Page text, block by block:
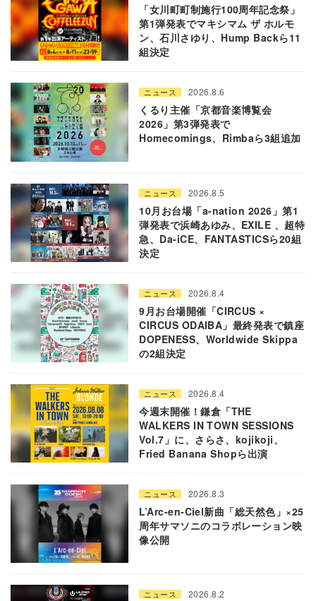
「女川町町制施行100周年記念祭」
第1弾発表でマキシマム ザ ホルモ
ン、石川さゆり、Hump Backら11
組決定
ニュース 2026.8.6
くるり主催「京都音楽博覧会
2026」第3弾発表で
Homecomings、Rimbaら3組追加
ニュース 2026.8.5
10月お台場「a-nation 2026」第1
弾発表で浜崎あゆみ、EXILE 、超特
急、Da-iCE、FANTASTICSら20組
決定
ニュース 2026.8.4
9月お台場開催「CIRCUS ×
CIRCUS ODAIBA」最終発表で鎮座
DOPENESS、Worldwide Skippa
の2組決定
ニュース 2026.8.4
今週末開催！鎌倉「THE
WALKERS IN TOWN SESSIONS
Vol.7」に、さらさ、kojikoji、
Fried Banana Shopら出演
ニュース 2026.8.3
L’Arc-en-Ciel新曲「総天然色」×25
周年サマソニのコラボレーション映
像公開
ニュース 2026.8.2